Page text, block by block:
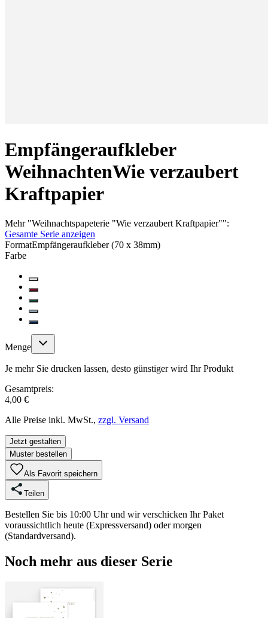
Empfängeraufkleber
WeihnachtenWie verzaubert
Kraftpapier
Mehr"Weihnachtspapeterie "Wie verzaubert Kraftpapier"":
Gesamte Serie anzeigen
FormatEmpfängeraufkleber (70 x 38mm)
Farbe
Menge
Je mehr Sie drucken lassen, desto günstiger wird Ihr Produkt
Gesamtpreis:
4,00 €
Alle Preise inkl. MwSt., zzgl. Versand
Jetzt gestalten
Muster bestellen
Als Favorit speichern
Teilen
Bestellen Sie bis 10:00 Uhr und wir verschicken Ihr Paket
voraussichtlich heute (Expressversand) oder morgen
(Standardversand).
Noch mehr aus dieser Serie